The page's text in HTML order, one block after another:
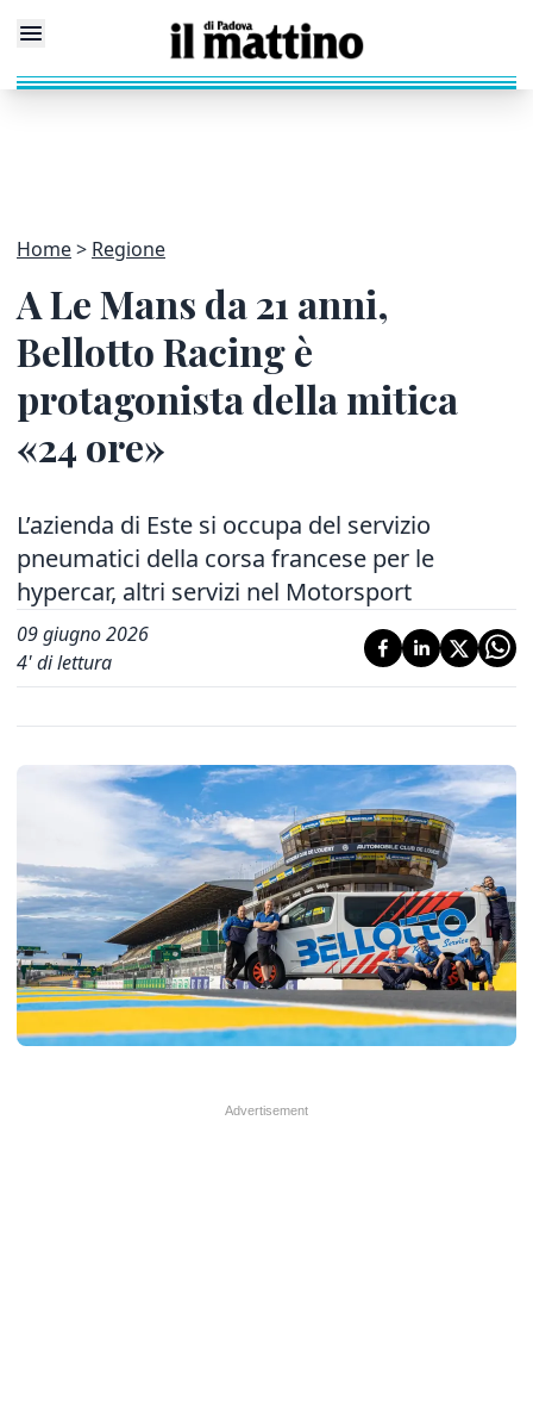
Home Regione
A Le Mans da 21 anni,
Bellotto Racing è
protagonista della mitica
«24 ore»
L’azienda di Este si occupa del servizio
pneumatici della corsa francese per le
hypercar, altri servizi nel Motorsport
09 giugno 2026
4' di lettura